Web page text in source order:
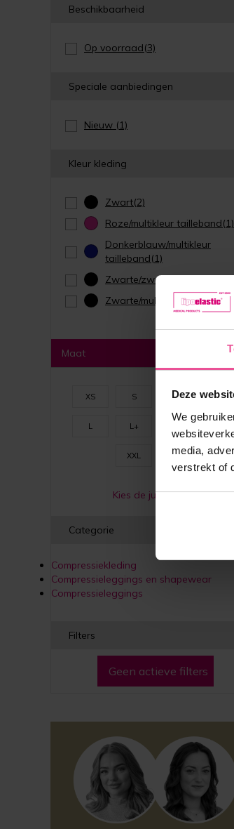
Deze
We
media,
verstrekt of
Beschikbaarheid
Op voorraad(3)
Speciale aanbiedingen
Nieuw (1)
Kleur kleding
Zwart(2)
Roze/multikleur tailleband(1)
Donkerblauw/multikleur
tailleband(1)
Zwarte/zwarte tailleband
Zwarte/multikleur tailleband
Maat
XS S M M+
L L+
XXL 3XL
Kies de juiste maat
Categorie
Compressiekleding
Compressieleggings en shapewear
Compressieleggings
Filters
Geen actieve filters